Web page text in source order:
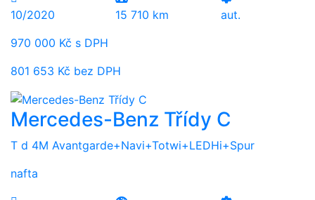
10/2020 15 710 km
aut.
970 000 Kč s DPH
801 653 Kč bez DPH
Mercedes-Benz Třídy C
T d 4M Avantgarde+Navi+Totwi+LEDHi+Spur
nafta